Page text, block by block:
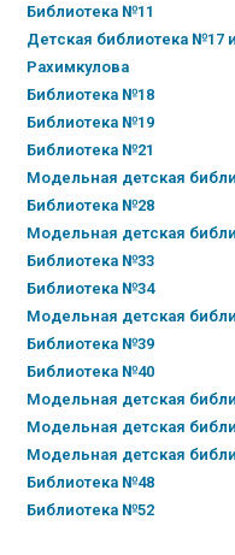
Библиотека №11
Детская библиотека №17
Рахимкулова
Библиотека №18
Библиотека №19
Библиотека №21
Модельная детская
Библиотека №28
Модельная детская
Библиотека №33
Библиотека №34
Модельная детская
Библиотека №39
Библиотека №40
Модельная детская
Модельная детская
Модельная детская
Библиотека №48
Библиотека №52